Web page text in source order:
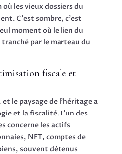
les vieux dossiers du
C'est sombre, c'est
moment où le lien du
par le marteau du
fiscale et
et le paysage de l'héritage a
et la fiscalité. L'un des
concerne les actifs
NFT, comptes de
souvent détenus